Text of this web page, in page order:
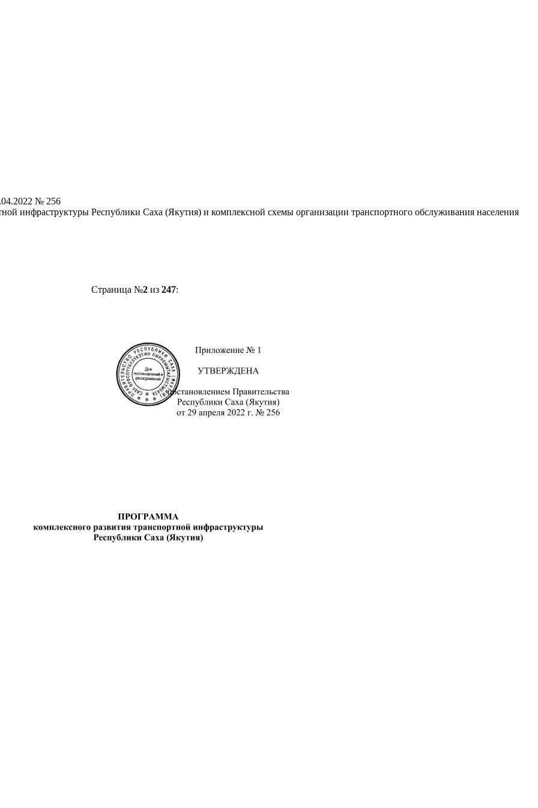
№ 256
инфраструктуры Республики Саха (Якутия) и комплексной схемы организации транспортного обслуживания населения
Страница №2из 247: